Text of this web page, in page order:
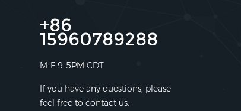
+86
15960789288
M-F 9-5PM CDT
If you have any questions, please
feel free to contact us.